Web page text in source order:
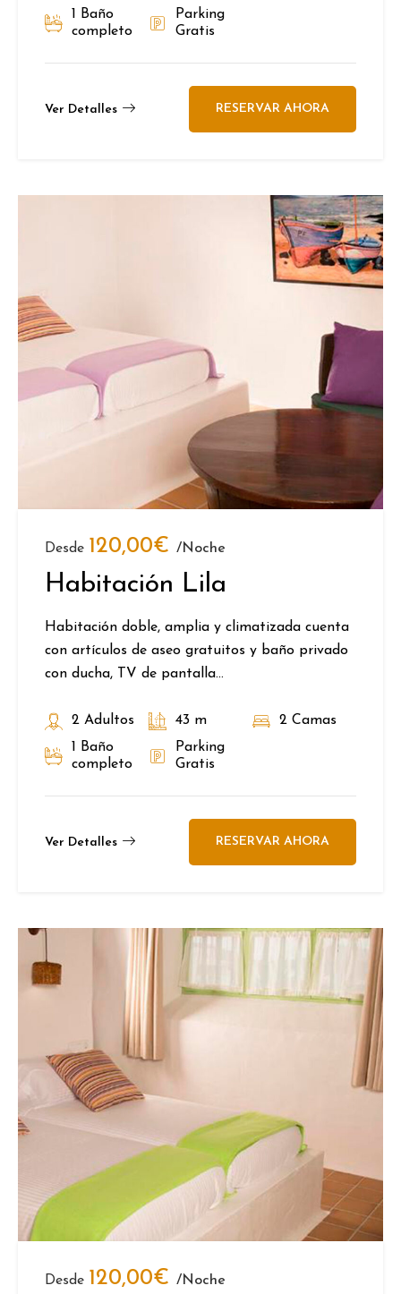
1 Baño
completo
Parking
Gratis
Ver Detalles RESERVAR AHORA
Desde 120,00€ /noche
Habitación Lila
Habitación doble, amplia y climatizada cuenta
con artículos de aseo gratuitos y baño privado
con ducha, TV de pantalla...
2 Adultos 43 m
2 Camas
1 Baño
completo
Parking
Gratis
Ver Detalles RESERVAR AHORA
Desde 120,00€ /noche